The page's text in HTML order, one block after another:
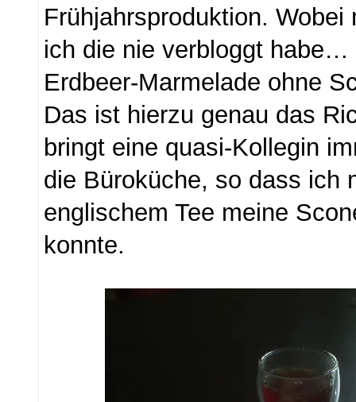
Frühjahrsproduktion. Wobei
ich die nie verbloggt habe…
Erdbeer-Marmelade ohne
Das ist hierzu genau das
bringt eine quasi-Kollegin
die Büroküche, so dass ich
englischem Tee meine
konnte.